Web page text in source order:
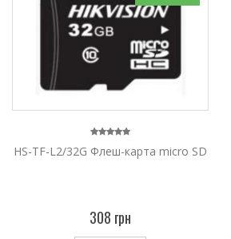
HS-TF-L2/32G Флеш-карта micro SD
308 грн